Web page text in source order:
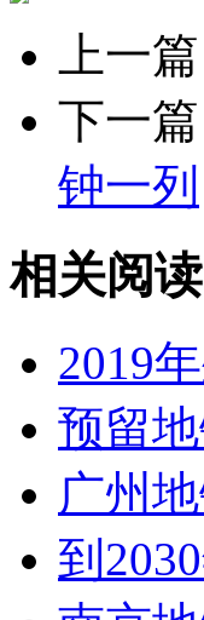
上一篇
下一篇
钟一列
相关阅读
2019
预留
广州
到